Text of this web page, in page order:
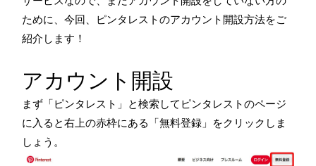
ために、今回、ピンタレストのアカウント開設方法をご
紹介します！
アカウント開設
まず「ピンタレスト」と検索してピンタレストのページ
に入ると右上の赤枠にある「無料登録」をクリックしま
しょう。